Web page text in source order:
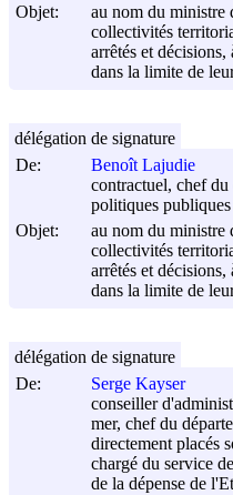
Objet:
au nom du ministre
collectivités
arrêtés et
dans la limite de
De:
Benoît Lajudie
contractuel, chef du
politiques
Objet:
au nom du ministre
collectivités
arrêtés et
dans la limite de
délégation de signature
De:
Serge Kayser
conseiller
mer, chef du
directement placés
chargé du service
de la dépense de
délégation de signature